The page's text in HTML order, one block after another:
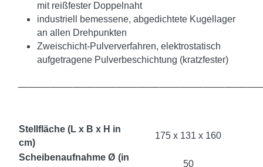
mit reißfester Doppelnaht
industriell bemessene, abgedichtete Kugellager
an allen Drehpunkten
Zweischicht-Pulververfahren, elektrostatisch
aufgetragene Pulverbeschichtung (kratzfester)
Stellfläche (L x B x H in
cm)
175 x 131 x 160
Scheibenaufnahme Ø (in
50